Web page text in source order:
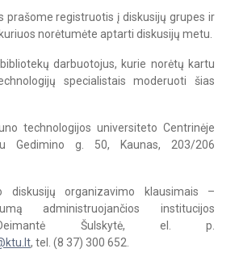
prašome registruotis į diskusijų grupes ir
norėtumėte aptarti diskusijų metu.
darbuotojus, kurie norėtų kartu
specialistais moderuoti šias
technologijos universiteto Centrinėje
Gedimino g. 50, Kaunas, 203/206
diskusijų organizavimo klausimais –
administruojančios institucijos
Deimantė Šulskytė, el. p.
, tel. (8 37) 300 652.